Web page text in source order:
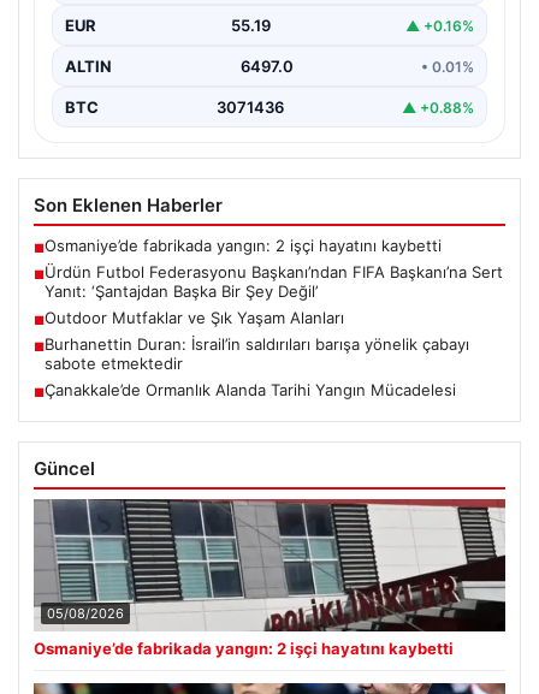
EUR 55.19 ▲ +0.16%
ALTIN 6497.0 • 0.01%
BTC 3071436 ▲ +0.88%
Son Eklenen Haberler
■Osmaniye’de fabrikada yangın: 2 işçi hayatını kaybetti
■Ürdün Futbol Federasyonu Başkanı’ndan FIFA Başkanı’na Sert
Yanıt: ‘Şantajdan Başka Bir Şey Değil’
■Outdoor Mutfaklar ve Şık Yaşam Alanları
■Burhanettin Duran: İsrail’in saldırıları barışa yönelik çabayı
sabote etmektedir
■Çanakkale’de Ormanlık Alanda Tarihi Yangın Mücadelesi
Güncel
05/08/2026
Osmaniye’de fabrikada yangın: 2 işçi hayatını kaybetti